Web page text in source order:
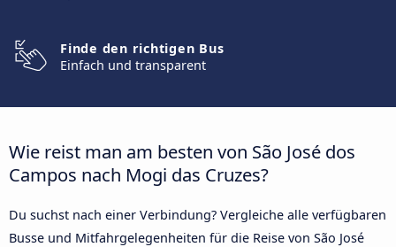
Finde den richtigen Bus
Einfach und transparent
Wie reist man am besten von São José dos
Campos nach Mogi das Cruzes?
Du suchst nach einer Verbindung? Vergleiche alle verfügbaren
Busse und Mitfahrgelegenheiten für die Reise von São José